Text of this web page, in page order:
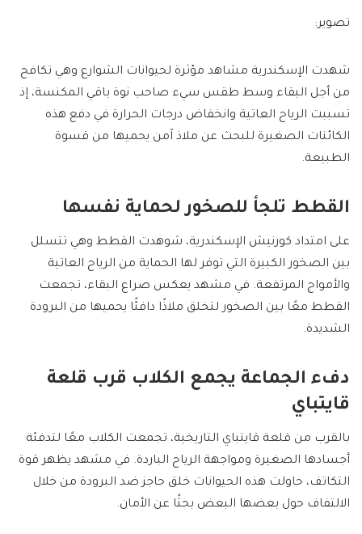
تصوير:
شهدت الإسكندرية مشاهد مؤثرة لحيوانات الشوارع وهي تكافح
من أجل البقاء وسط طقس سيء صاحب نوة باقي المكنسة، إذ
تسببت الرياح العاتية وانخفاض درجات الحرارة في دفع هذه
الكائنات الصغيرة للبحث عن ملاذ آمن يحميها من قسوة
الطبيعة.
القطط تلجأ للصخور لحماية نفسها
على امتداد كورنيش الإسكندرية، شوهدت القطط وهي تتسلل
بين الصخور الكبيرة التي توفر لها الحماية من الرياح العاتية
والأمواج المرتفعة. في مشهد يعكس صراع البقاء، تجمعت
القطط معًا بين الصخور لتخلق ملاذًا دافئًا يحميها من البرودة
الشديدة.
دفء الجماعة يجمع الكلاب قرب قلعة
قايتباي
بالقرب من قلعة قايتباي التاريخية، تجمعت الكلاب معًا لتدفئة
أجسادها الصغيرة ومواجهة الرياح الباردة. في مشهد يظهر قوة
التكاتف، حاولت هذه الحيوانات خلق حاجز ضد البرودة من خلال
الالتفاف حول بعضها البعض بحثًا عن الأمان.